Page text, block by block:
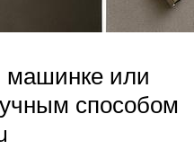
машинке или
способом